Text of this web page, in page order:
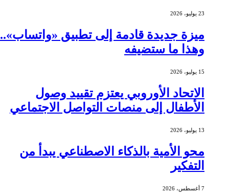
23 يوليو، 2026
ميزة جديدة قادمة إلى تطبيق «واتساب»..
وهذا ما ستضيفه
15 يوليو، 2026
الاتحاد الأوروبي يعتزم تقييد وصول
الأطفال إلى منصات التواصل الاجتماعي
13 يوليو، 2026
محو الأمية بالذكاء الاصطناعي يبدأ من
التفكير
7 أغسطس، 2026